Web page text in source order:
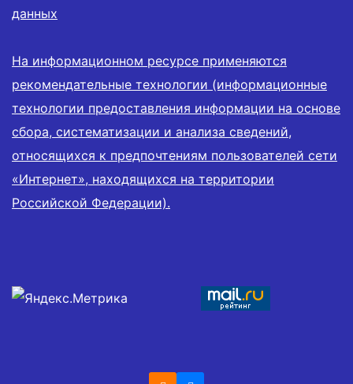
данных
На информационном ресурсе применяются
рекомендательные технологии (информационные
технологии предоставления информации на основе
сбора, систематизации и анализа сведений,
относящихся к предпочтениям пользователей сети
«Интернет», находящихся на территории
Российской Федерации).